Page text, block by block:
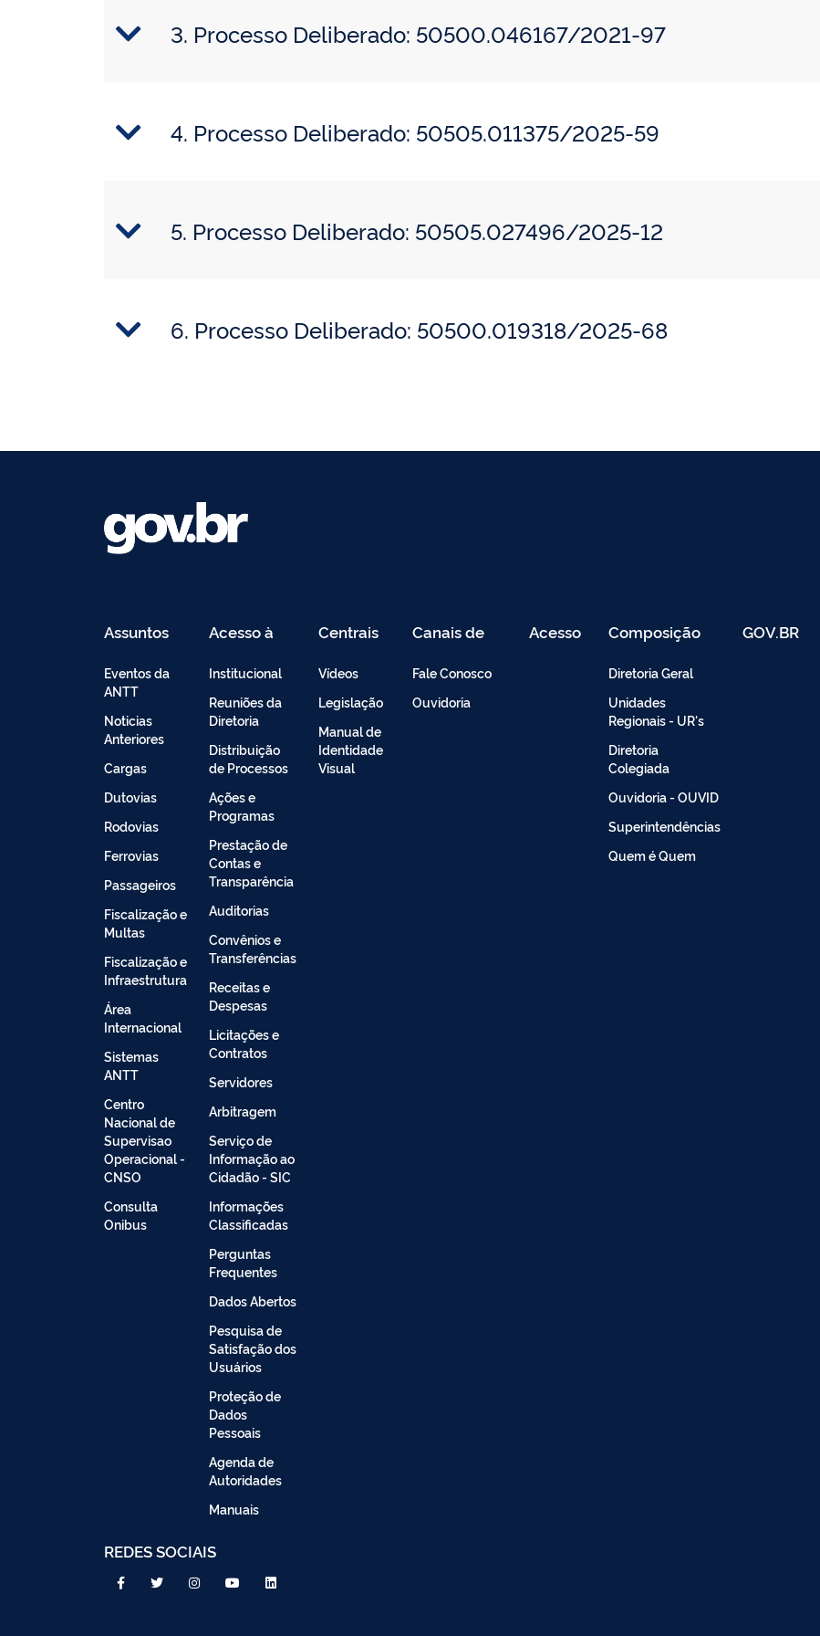
3. Processo Deliberado: 50500.046167/2021-97
4. Processo Deliberado: 50505.011375/2025-59
5. Processo Deliberado: 50505.027496/2025-12
6. Processo Deliberado: 50500.019318/2025-68
Assuntos
Eventos da
ANTT
Noticias
Anteriores
Cargas
Dutovias
Rodovias
Ferrovias
Passageiros
Fiscalização e
Multas
Fiscalização e
Infraestrutura
Área
Internacional
Sistemas
ANTT
Centro
Nacional de
Supervisao
Operacional -
CNSO
Consulta
Onibus
Acesso à
Institucional
Reuniões da
Diretoria
Distribuição
de Processos
Ações e
Programas
Prestação de
Contas e
Transparência
Auditorias
Convênios e
Transferências
Receitas e
Despesas
Licitações e
Contratos
Servidores
Arbitragem
Serviço de
Informação ao
Cidadão - SIC
Informações
Classificadas
Perguntas
Frequentes
Dados Abertos
Pesquisa de
Satisfação dos
Usuários
Proteção de
Dados
Pessoais
Agenda de
Autoridades
Manuais
Centrais
Vídeos
Legislação
Manual de
Identidade
Visual
Canais de
Fale Conosco
Ouvidoria
Acesso Composição
Diretoria Geral
Unidades
Regionais - UR's
Diretoria
Colegiada
Ouvidoria - OUVID
Superintendências
Quem é Quem
GOV.BR
REDES SOCIAIS